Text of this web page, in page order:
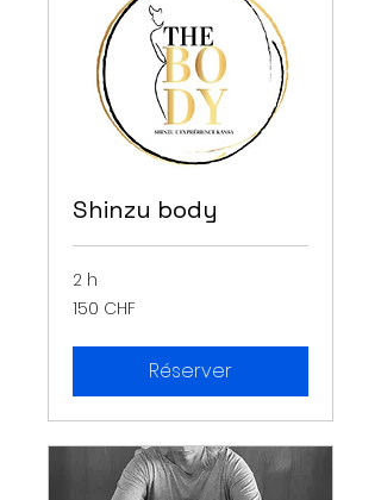
Shinzu body
2 h
150
francs
150 CHF
Réserver